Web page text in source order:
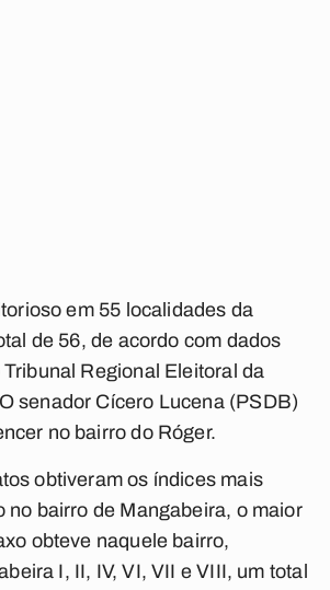
em 55 localidades da
de 56, de acordo com dados
Regional Eleitoral da
senador Cícero Lucena (PSDB)
no bairro do Róger.
obtiveram os índices mais
no bairro de Mangabeira, o maior
obteve naquele bairro,
I, II, IV, VI, VII e VIII, um total